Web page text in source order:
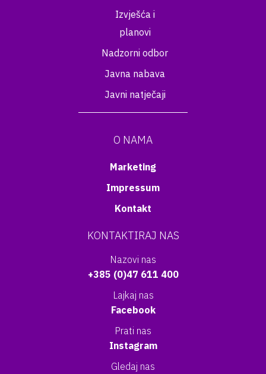
Izvješća i
planovi
Nadzorni odbor
Javna nabava
Javni natječaji
O NAMA
Marketing
Impressum
Kontakt
KONTAKTIRAJ NAS
Nazovi nas
+385 (0)47 611 400
Lajkaj nas
Facebook
Prati nas
Instagram
Gledaj nas